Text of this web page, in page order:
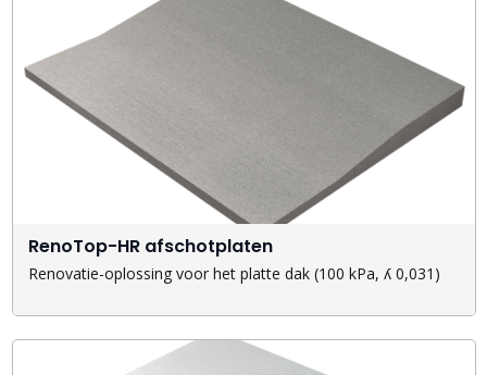
RenoTop-HR afschotplaten
Renovatie-oplossing voor het platte dak (100 kPa, ʎ 0,031)